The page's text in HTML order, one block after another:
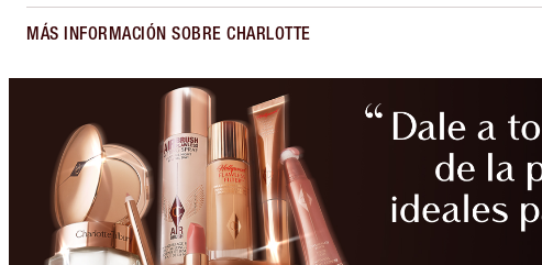
MÁS INFORMACIÓN SOBRE CHARLOTTE